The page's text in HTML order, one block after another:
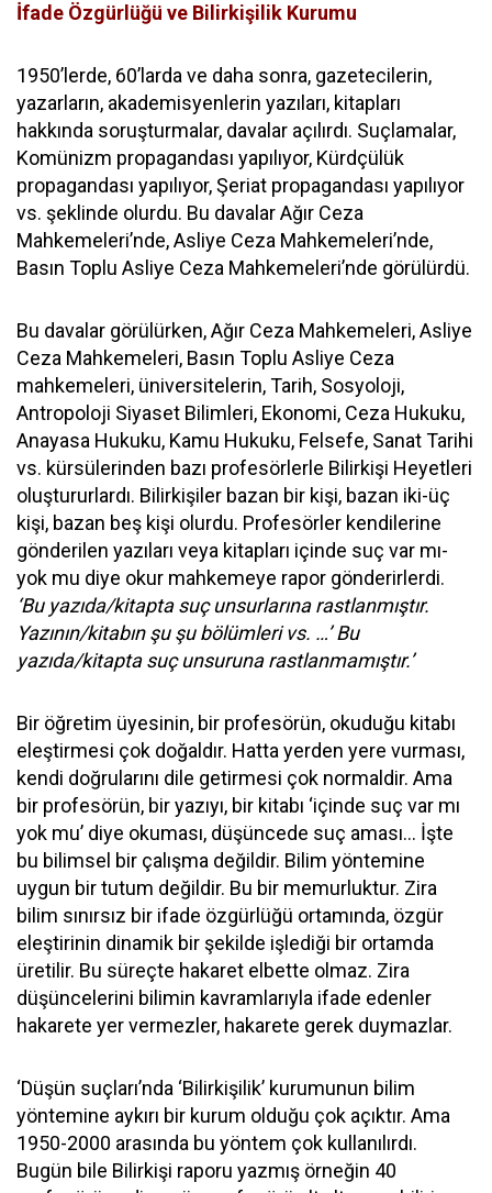
İfade Özgürlüğü ve Bilirkişilik Kurumu
1950’lerde, 60’larda ve daha sonra, gazetecilerin,
yazarların, akademisyenlerin yazıları, kitapları
hakkında soruşturmalar, davalar açılırdı. Suçlamalar,
Komünizm propagandası yapılıyor, Kürdçülük
propagandası yapılıyor, Şeriat propagandası yapılıyor
vs. şeklinde olurdu. Bu davalar Ağır Ceza
Mahkemeleri’nde, Asliye Ceza Mahkemeleri’nde,
Basın Toplu Asliye Ceza Mahkemeleri’nde görülürdü.
Bu davalar görülürken, Ağır Ceza Mahkemeleri, Asliye
Ceza Mahkemeleri, Basın Toplu Asliye Ceza
mahkemeleri, üniversitelerin, Tarih, Sosyoloji,
Antropoloji Siyaset Bilimleri, Ekonomi, Ceza Hukuku,
Anayasa Hukuku, Kamu Hukuku, Felsefe, Sanat Tarihi
vs. kürsülerinden bazı profesörlerle Bilirkişi Heyetleri
oluştururlardı. Bilirkişiler bazan bir kişi, bazan iki-üç
kişi, bazan beş kişi olurdu. Profesörler kendilerine
gönderilen yazıları veya kitapları içinde suç var mı-
yok mu diye okur mahkemeye rapor gönderirlerdi.
‘Bu yazıda/kitapta suç unsurlarına rastlanmıştır.
Yazının/kitabın şu şu bölümleri vs. …’ Bu
yazıda/kitapta suç unsuruna rastlanmamıştır.’
Bir öğretim üyesinin, bir profesörün, okuduğu kitabı
eleştirmesi çok doğaldır. Hatta yerden yere vurması,
kendi doğrularını dile getirmesi çok normaldir. Ama
bir profesörün, bir yazıyı, bir kitabı ‘içinde suç var mı
yok mu’ diye okuması, düşüncede suç aması… İşte
bu bilimsel bir çalışma değildir. Bilim yöntemine
uygun bir tutum değildir. Bu bir memurluktur. Zira
bilim sınırsız bir ifade özgürlüğü ortamında, özgür
eleştirinin dinamik bir şekilde işlediği bir ortamda
üretilir. Bu süreçte hakaret elbette olmaz. Zira
düşüncelerini bilimin kavramlarıyla ifade edenler
hakarete yer vermezler, hakarete gerek duymazlar.
‘Düşün suçları’nda ‘Bilirkişilik’ kurumunun bilim
yöntemine aykırı bir kurum olduğu çok açıktır. Ama
1950-2000 arasında bu yöntem çok kullanılırdı.
Bugün bile Bilirkişi raporu yazmış örneğin 40